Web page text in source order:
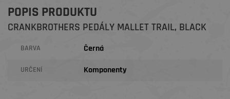
POPIS PRODUKTU
CRANKBROTHERS PEDÁLY MALLET TRAIL, BLACK
BARVA Černá
URČENÍ Komponenty